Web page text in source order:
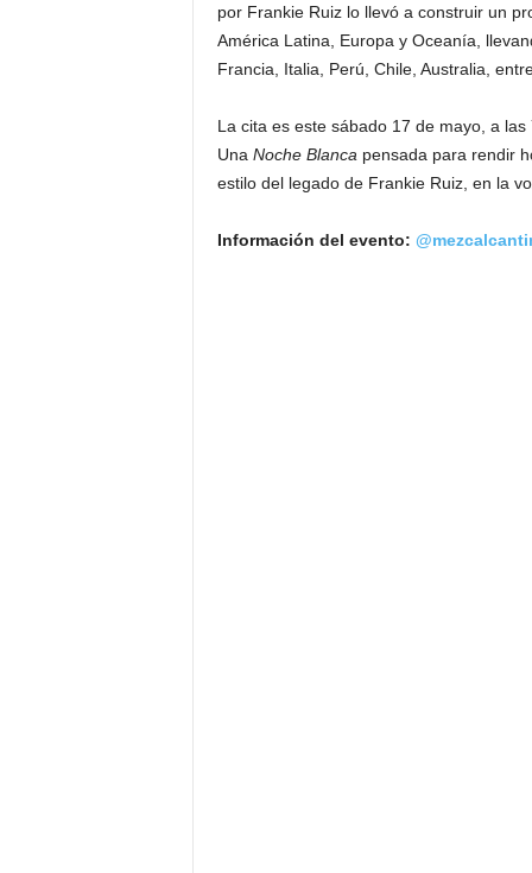
por Frankie Ruiz lo llevó a construir un
América Latina, Europa y Oceanía,
Francia, Italia, Perú, Chile, Australia,
La cita es este sábado 17 de mayo, a
Una Noche Blanca pensada para rendir
estilo del legado de Frankie Ruiz, en la
Información del evento: